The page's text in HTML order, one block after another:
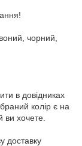
чорний,
в довідниках
колір є на
ви хочете.
доставку